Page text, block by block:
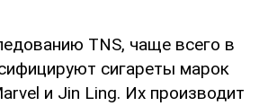
TNS, чаще всего в
сигареты марок
и Jin Ling. Их производит